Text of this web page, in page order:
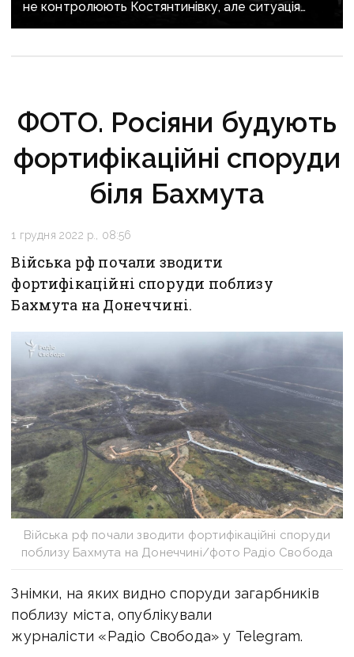
не контролюють Костянтинівку, але ситуація
погіршується — ISW
ФОТО. Росіяни будують
фортифікаційні споруди
біля Бахмута
1 грудня 2022 р., 08:56
Війська рф почали зводити
фортифікаційні споруди поблизу
Бахмута на Донеччині.
Війська рф почали зводити фортифікаційні споруди
поблизу Бахмута на Донеччині/фото Радіо Свобода
Знімки, на яких видно споруди загарбників
поблизу міста, опублікували
журналісти «Радіо Свобода» у Telegram.